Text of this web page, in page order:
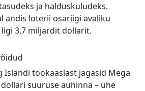
ja halduskuludeks.
andis loterii osariigi avaliku
3,7 miljardit dollarit.
Islandi töökaaslast jagasid Mega
suuruse auhinna – ühe